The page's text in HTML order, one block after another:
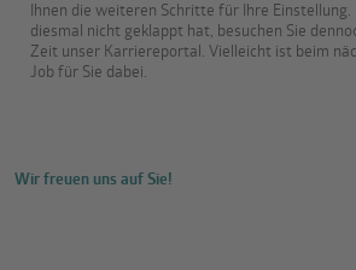
Ihnen die weiteren Schritte für Ihre Einstellung.
diesmal nicht geklappt hat, besuchen Sie
Zeit unser Karriereportal. Vielleicht ist beim
Job für Sie dabei.
Wir freuen uns auf Sie!